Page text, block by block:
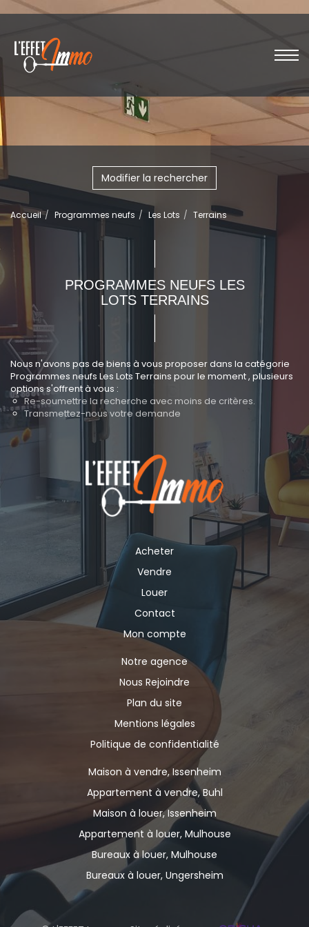
Modifier la rechercher
Accueil Programmes neufs Les Lots Terrains
PROGRAMMES NEUFS LES
LOTS TERRAINS
Nous n'avons pas de biens à vous proposer dans la catégorie
Programmes neufs Les Lots Terrains pour le moment , plusieurs
options s'offrent à vous :
Re-soumettre la recherche avec moins de critères.
Transmettez-nous votre demande
Acheter
Vendre
Louer
Contact
Mon compte
Notre agence
Nous Rejoindre
Plan du site
Mentions légales
Politique de confidentialité
Maison à vendre, Issenheim
Appartement à vendre, Buhl
Maison à louer, Issenheim
Appartement à louer, Mulhouse
Bureaux à louer, Mulhouse
Bureaux à louer, Ungersheim